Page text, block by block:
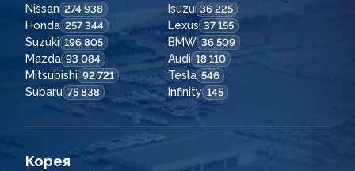
Nissan 274 938 Isuzu 36 225
Honda 257 344 Lexus 37 155
Suzuki 196 805 BMW 36 509
Mazda 93 084 Audi 18 110
Mitsubishi 92 721 Tesla 546
Subaru 75 838 Infinity 145
Корея